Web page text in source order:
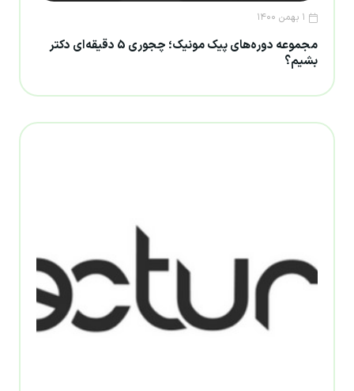
۱ بهمن ۱۴۰۰
مجموعه دوره‌های پیک مونیک؛ چجوری 5 دقیقه‌ای دکتر
بشیم؟